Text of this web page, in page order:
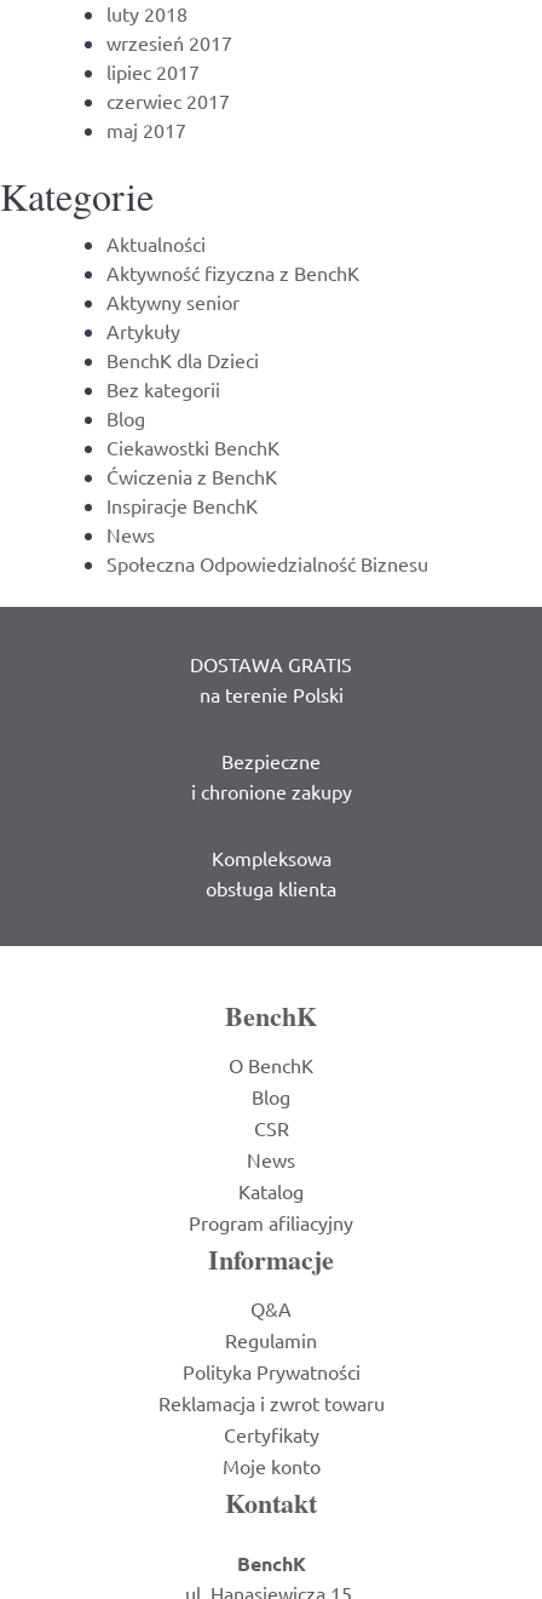
luty 2018
wrzesień 2017
lipiec 2017
czerwiec 2017
maj 2017
Kategorie
Aktualności
Aktywność fizyczna z BenchK
Aktywny senior
Artykuły
BenchK dla Dzieci
Bez kategorii
Blog
Ciekawostki BenchK
Ćwiczenia z BenchK
Inspiracje BenchK
News
Społeczna Odpowiedzialność Biznesu
DOSTAWA GRATIS
na terenie Polski
Bezpieczne
i chronione zakupy
Kompleksowa
obsługa klienta
BenchK
O BenchK
Blog
CSR
News
Katalog
Program afiliacyjny
Informacje
Q&A
Regulamin
Polityka Prywatności
Reklamacja i zwrot towaru
Certyfikaty
Moje konto
Kontakt
BenchK
ul. Hanasiewicza 15,